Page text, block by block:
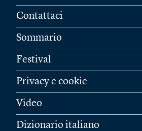
Contattaci
Sommario
Festival
Privacy e cookie
Video
Dizionario italiano